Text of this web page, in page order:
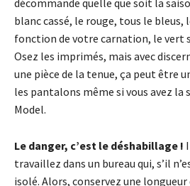
décommande quelle que soit la
blanc cassé, le rouge, tous le bleus,
fonction de votre carnation, le vert
Osez les imprimés, mais avec
une pièce de la tenue, ça peut être
les pantalons même si vous avez la
Model.
Le danger, c’est le déshabillage !
travaillez dans un bureau qui, s’il
isolé. Alors, conservez une